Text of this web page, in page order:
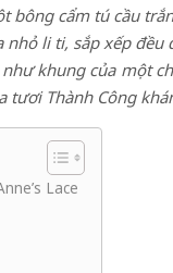
cẩm tú cầu
li ti, sắp xếp
khung của một
Thành Công
Lace